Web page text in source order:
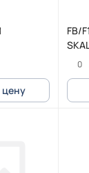
цену
FB/
0